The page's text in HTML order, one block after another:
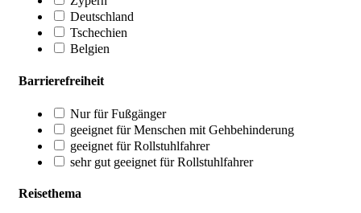
Deutschland
Tschechien
Belgien
Barrierefreiheit
Nur für Fußgänger
geeignet für Menschen mit Gehbehinderung
geeignet für Rollstuhlfahrer
sehr gut geeignet für Rollstuhlfahrer
Reisethema